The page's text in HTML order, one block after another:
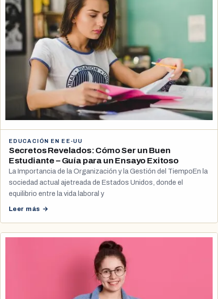
EDUCACIÓN EN EE-UU
Secretos Revelados: Cómo Ser un Buen
Estudiante – Guía para un Ensayo Exitoso
La Importancia de la Organización y la Gestión del TiempoEn la
sociedad actual ajetreada de Estados Unidos, donde el
equilibrio entre la vida laboral y
Leer más →